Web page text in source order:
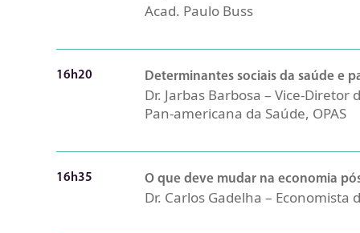
Acad. Paulo Buss
16h20 Determinantes sociais da saúde e
Dr. Jarbas Barbosa – Vice-Diretor
Pan-americana da Saúde, OPAS
16h35 O que deve mudar na economia
Dr. Carlos Gadelha – Economista